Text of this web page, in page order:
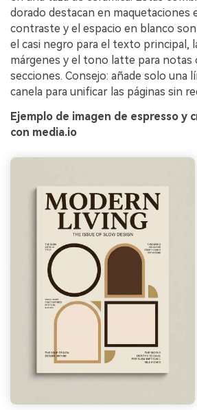
dorado destacan en maquetaciones
contraste y el espacio en blanco
el casi negro para el texto principal,
márgenes y el tono latte para notas
secciones. Consejo: añade solo una
canela para unificar las páginas sin
Ejemplo de imagen de espresso y
con media.io